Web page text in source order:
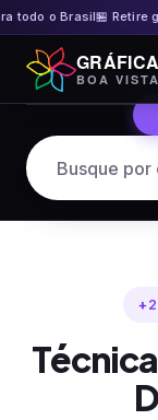
o Brasil🏪 Retire
Pular
para
o
GRÁFICA
BOA VISTA